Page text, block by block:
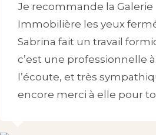
Je recommande la Galerie
Immobilière les yeux
Sabrina fait un travail
c’est une professionnelle à
l’écoute, et très
encore merci à elle pour